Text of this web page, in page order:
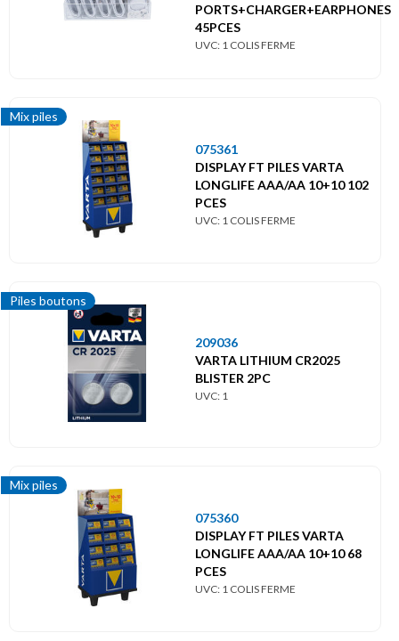
PORTS+CHARGER+EARPHONES
45PCES
UVC: 1 COLIS FERME
Mix piles
075361
DISPLAY FT PILES VARTA
LONGLIFE AAA/AA 10+10 102
PCES
UVC: 1 COLIS FERME
Piles boutons
209036
VARTA LITHIUM CR2025
BLISTER 2PC
UVC: 1
Mix piles
075360
DISPLAY FT PILES VARTA
LONGLIFE AAA/AA 10+10 68
PCES
UVC: 1 COLIS FERME